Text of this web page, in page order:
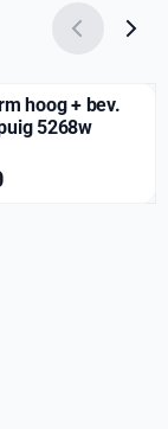
hoog + bev.
5268w